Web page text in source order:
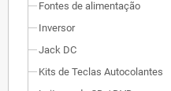
Fontes de alimentação
Inversor
Jack DC
Kits de Teclas Autocolantes